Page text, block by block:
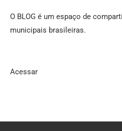
O BLOG é um espaço de
municipais brasileiras.
Acessar